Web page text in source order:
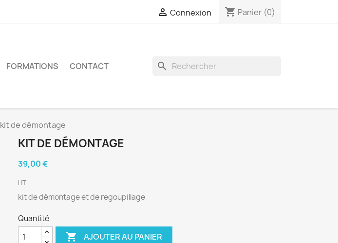
 Connexion shopping_cart Panier (0)
FORMATIONS CONTACT search
kit de démontage
KIT DE DÉMONTAGE
39,00 €
HT
kit de démontage et de regoupillage
Quantité
 AJOUTER AU PANIER